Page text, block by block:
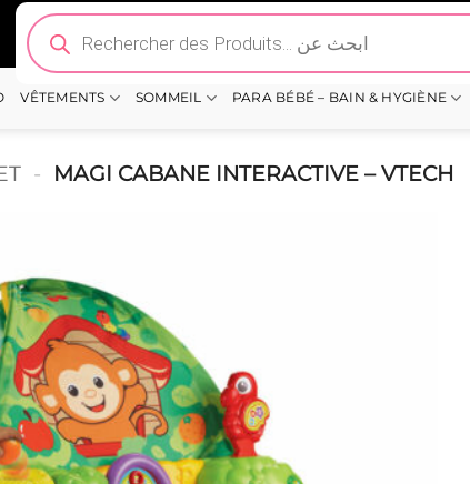
Recherche
de
produits
VÊTEMENTS SOMMEIL PARA BÉBÉ – BAIN & HYGIÈNE
- MAGI CABANE INTERACTIVE – VTECH